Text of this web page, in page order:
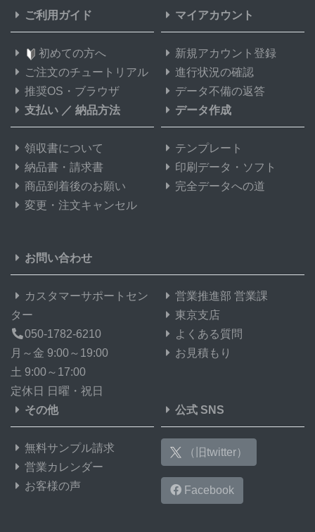
ご利用ガイド
初めての方へ
ご注文のチュートリアル
推奨OS・ブラウザ
マイアカウント
新規アカウント登録
進行状況の確認
データ不備の返答
支払い ／ 納品方法
領収書について
納品書・請求書
商品到着後のお願い
変更・注文キャンセル
データ作成
テンプレート
印刷データ・ソフト
完全データへの道
お問い合わせ
カスタマーサポートセン
ター
050-1782-6210
月～金 9:00～19:00
土 9:00～17:00
定休日 日曜・祝日
営業推進部 営業課
東京支店
よくある質問
お見積もり
その他
無料サンプル請求
営業カレンダー
お客様の声
公式 SNS
（旧twitter）
Facebook